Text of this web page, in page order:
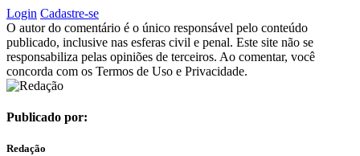
Login Cadastre-se
O autor do comentário é o único responsável pelo conteúdo
publicado, inclusive nas esferas civil e penal. Este site não se
responsabiliza pelas opiniões de terceiros. Ao comentar, você
concorda com os Termos de Uso e Privacidade.
Publicado por:
Redação